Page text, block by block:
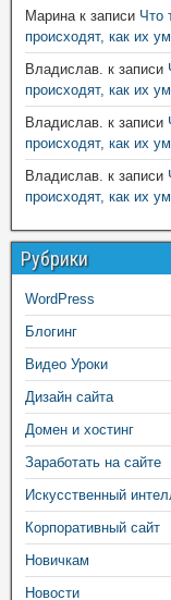
Марина к записи Что
происходят, как их
Владислав. к записи
происходят, как их
Владислав. к записи
происходят, как их
Владислав. к записи
происходят, как их
Рубрики
WordPress
Блогинг
Видео Уроки
Дизайн сайта
Домен и хостинг
Заработать на сайте
Искусственный
Корпоративный сайт
Новичкам
Новости